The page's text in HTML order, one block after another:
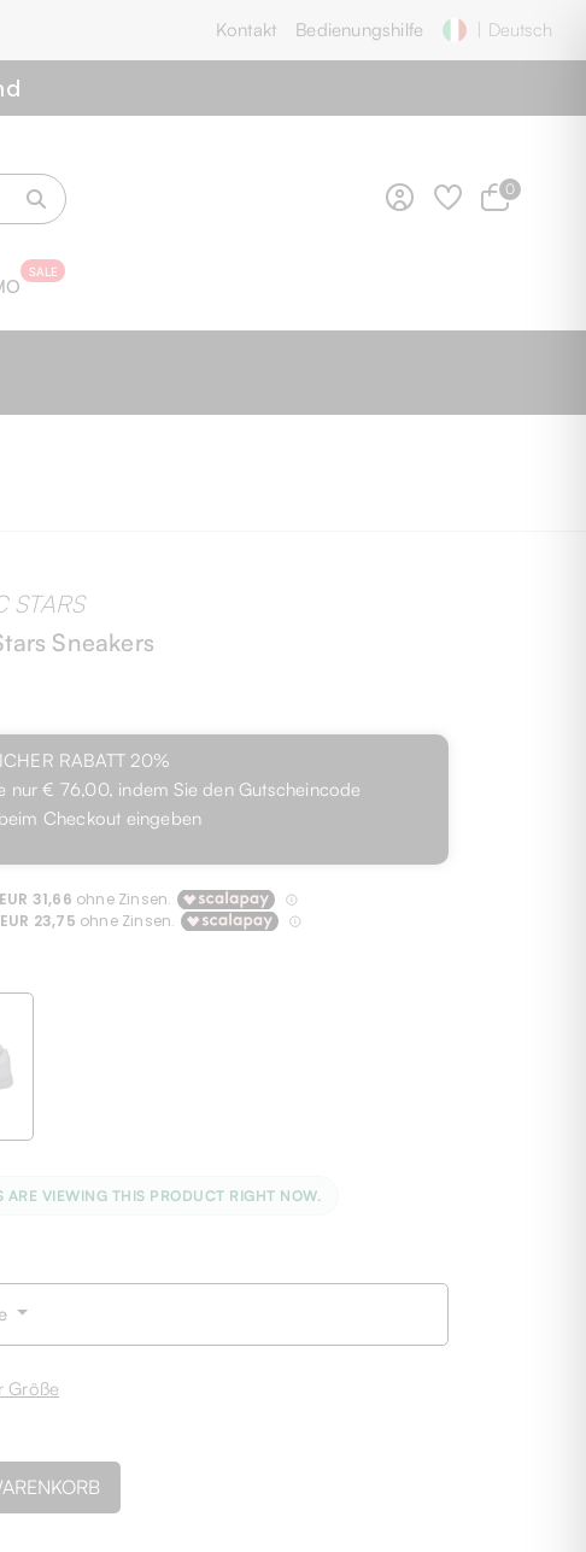
Kontakt Bedienungshilfe | Deutsch
0
SALE
STARS
Sneakers
RABATT 20%
nur€ 76,00, indem Sie den Gutscheincode
beim Checkout eingeben
ARE VIEWING THIS PRODUCT RIGHT NOW.
Größe